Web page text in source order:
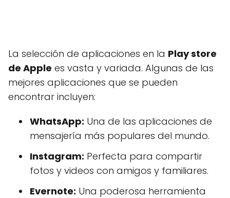
La selección de aplicaciones en la Play store
de Apple es vasta y variada. Algunas de las
mejores aplicaciones que se pueden
encontrar incluyen:
WhatsApp: Una de las aplicaciones de
mensajería más populares del mundo.
Instagram: Perfecta para compartir
fotos y videos con amigos y familiares.
Evernote: Una poderosa herramienta